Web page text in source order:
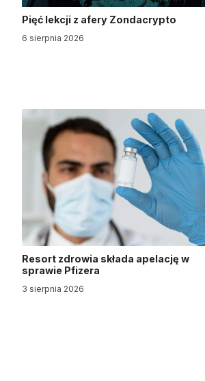
Pięć lekcji z afery Zondacrypto
6 sierpnia 2026
Resort zdrowia składa apelację w
sprawie Pfizera
3 sierpnia 2026